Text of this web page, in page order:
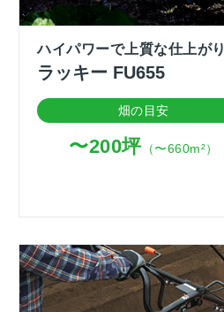
ハイパワーで上質な仕上がり
ラッキー FU655
畑の目安
〜200坪（〜660m²）